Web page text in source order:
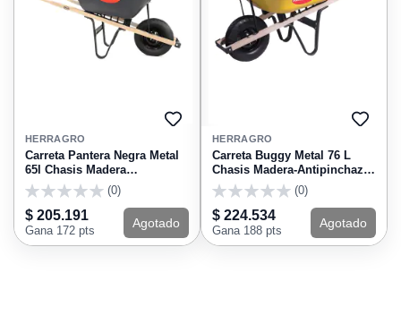
AGREGAR
FAVORITOS
HERRAGRO
Carreta Pantera Negra Metal
65l Chasis Madera
Antipinchazo 90021 Herragro
(0)
$ 205.191
Gana 172 pts
Agotado
HERRAGRO
Carreta Buggy Metal 76 L
Chasis Madera-Antipinchazo
300021 Herragro(0)
$ 224.534
Gana 188 pts
Agotado